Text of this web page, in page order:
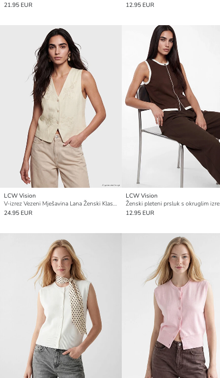
21.95 EUR
12.95 EUR
LCW Vision
V-izrez Vezeni Mješavina Lana Ženski Klasični Prsluk za Odijelo
24.95 EUR
LCW Vision
Ženski pleteni prsluk s okruglim
12.95 EUR